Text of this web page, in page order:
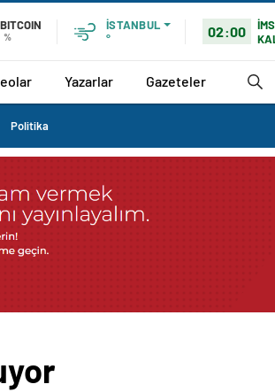
BITCOIN
%
İSTANBUL
°
02:00
Yazarlar Gazeteler
Politika